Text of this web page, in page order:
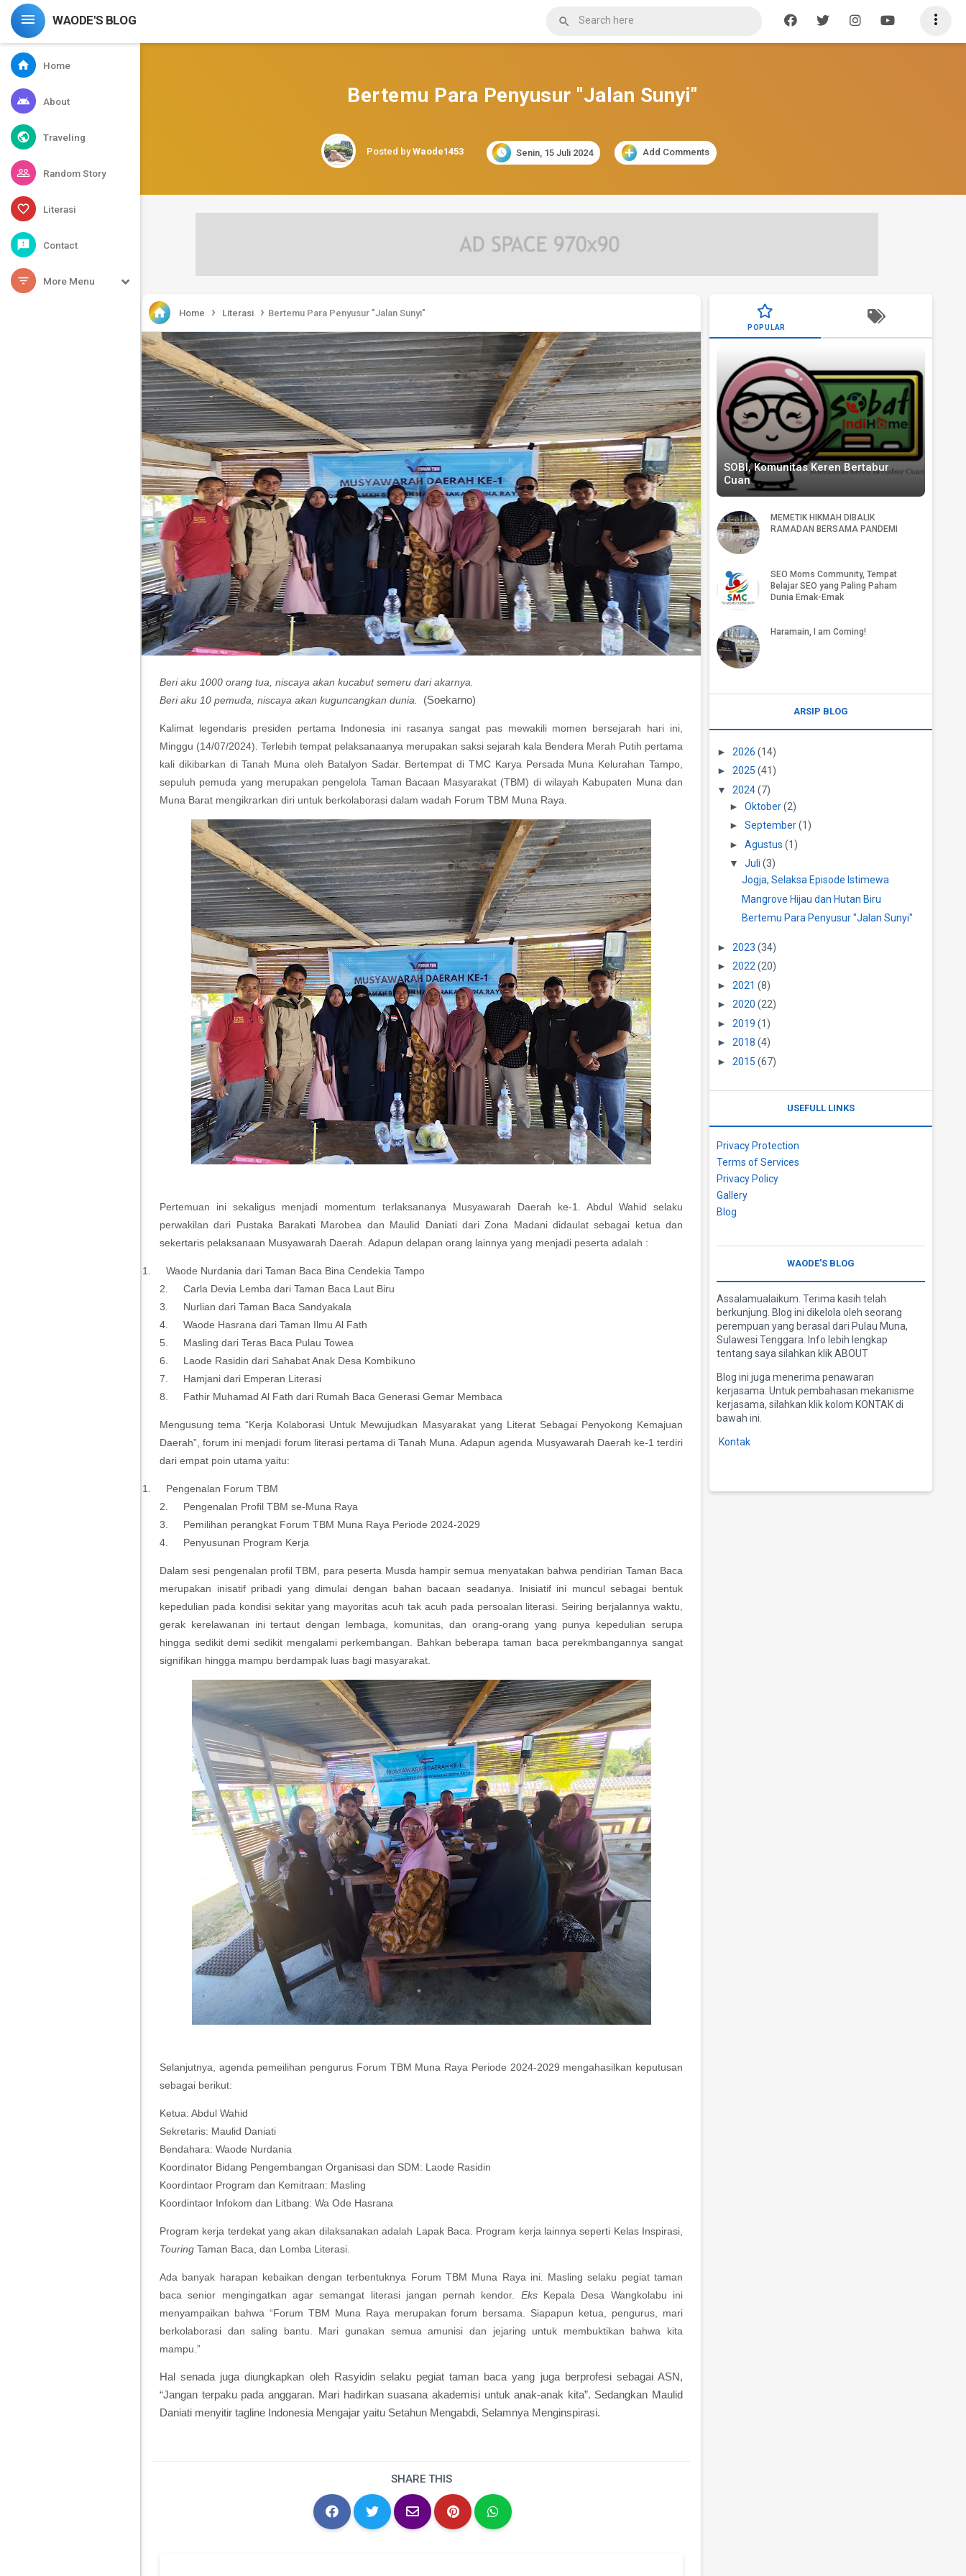
 WAODE'S BLOG 

home Home
android About
public Traveling
people_outline Random Story
favorite_border Literasi
feedback Contact
filter_list More Menu
Bertemu Para Penyusur "Jalan Sunyi"
Posted byWaode1453 Add Comments
 Senin, 15 Juli 2024
 Home › Literasi › Bertemu Para Penyusur "Jalan Sunyi"
Beri aku 1000 orang tua, niscaya akan kucabut semeru dari akarnya.
Beri aku 10 pemuda, niscaya akan kuguncangkan dunia.
(Soekarno)
Kalimat legendaris presiden pertama Indonesia ini rasanya sangat pas mewakili momen bersejarah hari ini,
Minggu (14/07/2024). Terlebih tempat pelaksanaanya merupakan saksi sejarah kala Bendera Merah Putih pertama
kali dikibarkan di Tanah Muna oleh Batalyon Sadar. Bertempat di TMC Karya Persada Muna Kelurahan Tampo,
sepuluh pemuda yang merupakan pengelola Taman Bacaan Masyarakat (TBM) di wilayah Kabupaten Muna dan
Muna Barat mengikrarkan diri untuk berkolaborasi dalam wadah Forum TBM Muna Raya.
Pertemuan ini sekaligus menjadi momentum terlaksananya Musyawarah Daerah ke-1. Abdul Wahid selaku
perwakilan dari Pustaka Barakati Marobea dan Maulid Daniati dari Zona Madani didaulat sebagai ketua dan
sekertaris pelaksanaan Musyawarah Daerah. Adapun delapan orang lainnya yang menjadi peserta adalah :
1.
Waode Nurdania dari Taman Baca Bina Cendekia Tampo
2.
Carla Devia Lemba dari Taman Baca Laut Biru
3.
Nurlian dari Taman Baca Sandyakala
4.
Waode Hasrana dari Taman Ilmu Al Fath
5.
Masling dari Teras Baca Pulau Towea
6.
Laode Rasidin dari Sahabat Anak Desa Kombikuno
7.
Hamjani dari Emperan Literasi
8.
Fathir Muhamad Al Fath dari Rumah Baca Generasi Gemar Membaca
Mengusung tema “Kerja Kolaborasi Untuk Mewujudkan Masyarakat yang Literat Sebagai Penyokong Kemajuan
Daerah”, forum ini menjadi forum literasi pertama di Tanah Muna. Adapun agenda Musyawarah Daerah ke-1 terdiri
dari empat poin utama yaitu:
1.
Pengenalan Forum TBM
2.
Pengenalan Profil TBM se-Muna Raya
3.
Pemilihan perangkat Forum TBM Muna Raya Periode 2024-2029
4.
Penyusunan Program Kerja
Dalam sesi pengenalan profil TBM, para peserta Musda hampir semua menyatakan bahwa pendirian Taman Baca
merupakan inisatif pribadi yang dimulai dengan bahan bacaan seadanya. Inisiatif ini muncul sebagai bentuk
kepedulian pada kondisi sekitar yang mayoritas acuh tak acuh pada persoalan literasi. Seiring berjalannya waktu,
gerak kerelawanan ini tertaut dengan lembaga, komunitas, dan orang-orang yang punya kepedulian serupa
hingga sedikit demi sedikit mengalami perkembangan. Bahkan beberapa taman baca perekmbangannya sangat
signifikan hingga mampu berdampak luas bagi masyarakat.
Selanjutnya, agenda pemeilihan pengurus Forum TBM Muna Raya Periode 2024-2029 mengahasilkan keputusan
sebagai berikut:
Ketua: Abdul Wahid
Sekretaris: Maulid Daniati
Bendahara: Waode Nurdania
Koordinator Bidang Pengembangan Organisasi dan SDM: Laode Rasidin
Koordintaor Program dan Kemitraan: Masling
Koordintaor Infokom dan Litbang: Wa Ode Hasrana
Program kerja terdekat yang akan dilaksanakan adalah Lapak Baca. Program kerja lainnya seperti Kelas Inspirasi,
Touring Taman Baca, dan Lomba Literasi.
Ada banyak harapan kebaikan dengan terbentuknya Forum TBM Muna Raya ini. Masling selaku pegiat taman
baca senior mengingatkan agar semangat literasi jangan pernah kendor. Eks Kepala Desa Wangkolabu ini
menyampaikan bahwa “Forum TBM Muna Raya merupakan forum bersama. Siapapun ketua, pengurus, mari
berkolaborasi dan saling bantu. Mari gunakan semua amunisi dan jejaring untuk membuktikan bahwa kita
mampu.”
Hal senada juga diungkapkan oleh Rasyidin selaku pegiat taman baca yang juga berprofesi sebagai ASN,
“Jangan terpaku pada anggaran. Mari hadirkan suasana akademisi untuk anak-anak kita”. Sedangkan Maulid
Daniati menyitir tagline Indonesia Mengajar yaitu Setahun Mengabdi, Selamnya Menginspirasi.
SHARE THIS
POPULAR
SOBI, Komunitas Keren Bertabur
Cuan
MEMETIK HIKMAH DIBALIK
RAMADAN BERSAMA PANDEMI
SEO Moms Community, Tempat
Belajar SEO yang Paling Paham
Dunia Emak-Emak
Haramain, I am Coming!
ARSIP BLOG
► 2026 (14)
► 2025 (41)
▼ 2024(7)
► Oktober(2)
► September(1)
► Agustus (1)
▼ Juli (3)
Jogja, Selaksa Episode Istimewa
Mangrove Hijau dan Hutan Biru
Bertemu Para Penyusur "Jalan Sunyi"
► 2023 (34)
► 2022 (20)
► 2021 (8)
► 2020 (22)
► 2019 (1)
► 2018 (4)
► 2015 (67)
USEFULL LINKS
Privacy Protection
Terms of Services
Privacy Policy
Gallery
Blog
WAODE'S BLOG
Assalamualaikum. Terima kasih telah
berkunjung. Blog ini dikelola oleh seorang
perempuan yang berasal dari Pulau Muna,
Sulawesi Tenggara. Info lebih lengkap
tentang saya silahkan klik ABOUT
Blog ini juga menerima penawaran
kerjasama. Untuk pembahasan mekanisme
kerjasama, silahkan klik kolom KONTAK di
bawah ini.
Kontak